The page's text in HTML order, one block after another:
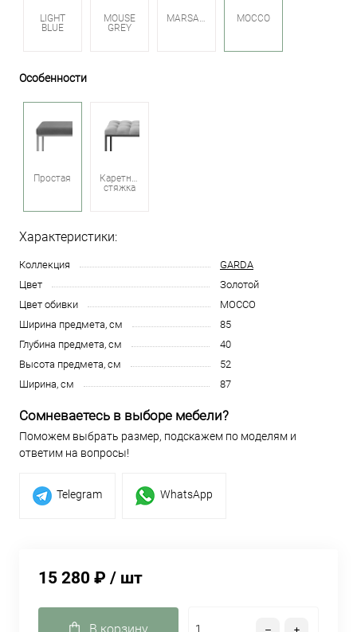
LIGHT
BLUE
MOUSE
GREY
MOCCO
Особенности
Простая
Каретная
стяжка
Характеристики:
Коллекция
GARDA
Цвет
Золотой
Цвет обивки
MOCCO
Ширина предмета, см
85
Глубина предмета, см
40
Высота предмета, см
52
Ширина, см
87
Сомневаетесь в выборе мебели?
Поможем выбрать размер, подскажем по моделям и
ответим на вопросы!
Telegram WhatsApp
15 280 ₽ / шт